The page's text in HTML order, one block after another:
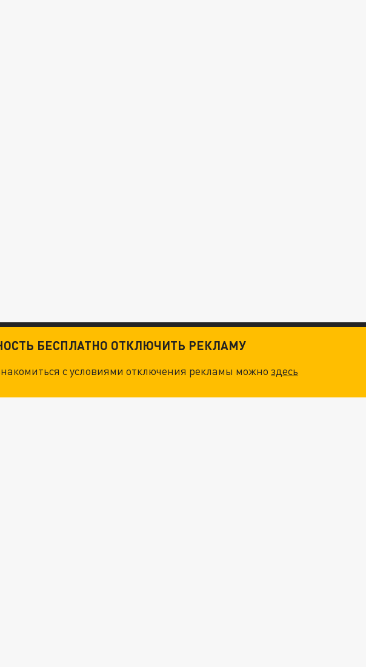
БЕСПЛАТНО ОТКЛЮЧИТЬ РЕКЛАМУ
с условиями отключения рекламы можноздесь